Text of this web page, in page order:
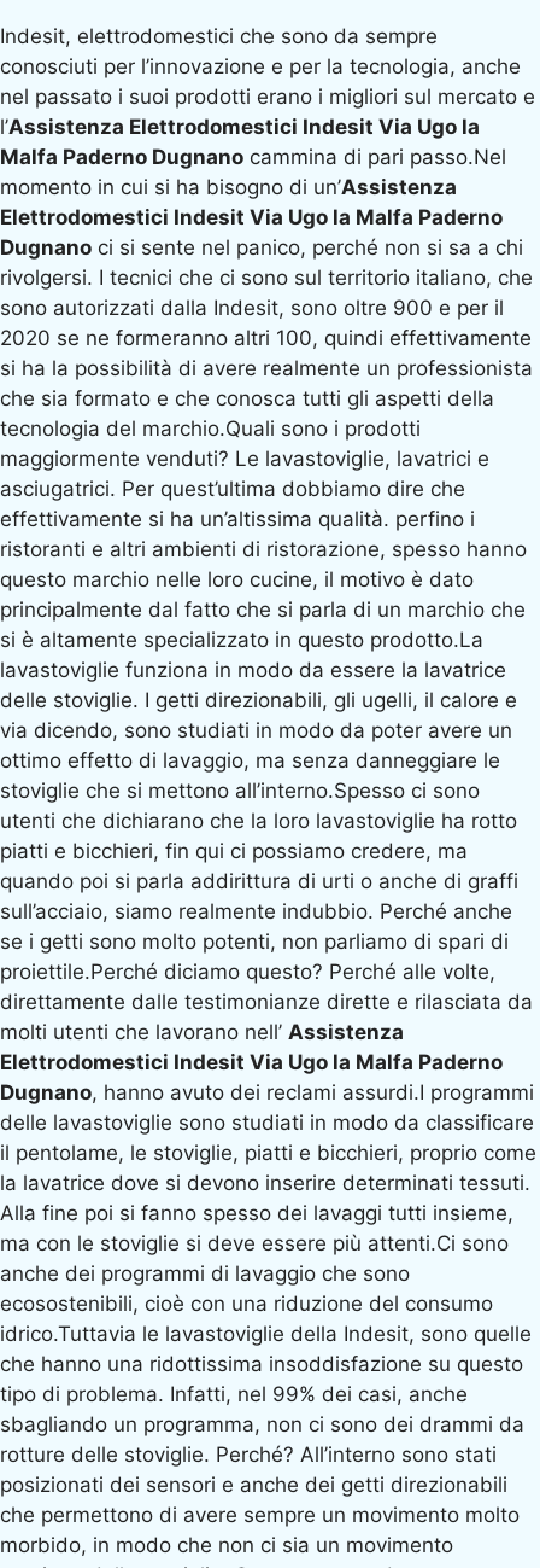
Indesit, elettrodomestici che sono da sempre
conosciuti per l’innovazione e per la tecnologia, anche
nel passato i suoi prodotti erano i migliori sul mercato e
l’Assistenza Elettrodomestici Indesit Via Ugo la
Malfa Paderno Dugnano cammina di pari passo.Nel
momento in cui si ha bisogno di un’Assistenza
Elettrodomestici Indesit Via Ugo la Malfa Paderno
Dugnano ci si sente nel panico, perché non si sa a chi
rivolgersi. I tecnici che ci sono sul territorio italiano, che
sono autorizzati dalla Indesit, sono oltre 900 e per il
2020 se ne formeranno altri 100, quindi effettivamente
si ha la possibilità di avere realmente un professionista
che sia formato e che conosca tutti gli aspetti della
tecnologia del marchio.Quali sono i prodotti
maggiormente venduti? Le lavastoviglie, lavatrici e
asciugatrici. Per quest’ultima dobbiamo dire che
effettivamente si ha un’altissima qualità. perfino i
ristoranti e altri ambienti di ristorazione, spesso hanno
questo marchio nelle loro cucine, il motivo è dato
principalmente dal fatto che si parla di un marchio che
si è altamente specializzato in questo prodotto.La
lavastoviglie funziona in modo da essere la lavatrice
delle stoviglie. I getti direzionabili, gli ugelli, il calore e
via dicendo, sono studiati in modo da poter avere un
ottimo effetto di lavaggio, ma senza danneggiare le
stoviglie che si mettono all’interno.Spesso ci sono
utenti che dichiarano che la loro lavastoviglie ha rotto
piatti e bicchieri, fin qui ci possiamo credere, ma
quando poi si parla addirittura di urti o anche di graffi
sull’acciaio, siamo realmente indubbio. Perché anche
se i getti sono molto potenti, non parliamo di spari di
proiettile.Perché diciamo questo? Perché alle volte,
direttamente dalle testimonianze dirette e rilasciata da
molti utenti che lavorano nell’ Assistenza
Elettrodomestici Indesit Via Ugo la Malfa Paderno
Dugnano, hanno avuto dei reclami assurdi.I programmi
delle lavastoviglie sono studiati in modo da classificare
il pentolame, le stoviglie, piatti e bicchieri, proprio come
la lavatrice dove si devono inserire determinati tessuti.
Alla fine poi si fanno spesso dei lavaggi tutti insieme,
ma con le stoviglie si deve essere più attenti.Ci sono
anche dei programmi di lavaggio che sono
ecosostenibili, cioè con una riduzione del consumo
idrico.Tuttavia le lavastoviglie della Indesit, sono quelle
che hanno una ridottissima insoddisfazione su questo
tipo di problema. Infatti, nel 99% dei casi, anche
sbagliando un programma, non ci sono dei drammi da
rotture delle stoviglie. Perché? All’interno sono stati
posizionati dei sensori e anche dei getti direzionabili
che permettono di avere sempre un movimento molto
morbido, in modo che non ci sia un movimento